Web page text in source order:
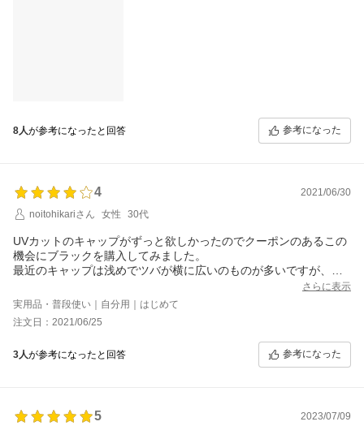
8人が参考になったと回答 参考になった
4
2021/06/30
noitohikariさん
女性 30代
UVカットのキャップがずっと欲しかったのでクーポンのあるこの
機会にブラックを購入してみました。
最近のキャップは浅めでツバが横に広いのものが多いですが、こ
れは目深に被れて良いです。普段遣いにはちょうどよいと思いま
す。シンプルでどんな服装にも合って被りやすいので色違いも買
おうか検討中です。個人的な願望ですがチャコールグレーなんか
も販売してもらえたらいいなぁ。
さらに表示
実用品・普段使い｜自分用｜はじめて
注文日：2021/06/25
3人が参考になったと回答 参考になった
5
2023/07/09